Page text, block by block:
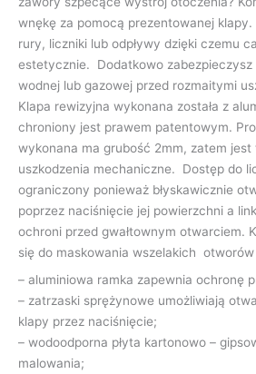
wnękę za pomocą prezentowanej
rury, liczniki lub odpływy dzięki czemu
estetycznie. Dodatkowo
wodnej lub gazowej przed rozmaitymi
Klapa rewizyjna wykonana została z
chroniony jest prawem patentowym.
wykonana ma grubość 2mm, zatem jest
uszkodzenia mechaniczne. Dostęp do
ograniczony ponieważ błyskawicznie
poprzez naciśnięcie jej powierzchni a
ochroni przed gwałtownym otwarciem.
się do maskowania wszelakich
– aluminiowa ramka zapewnia ochronę
– zatrzaski sprężynowe umożliwiają
klapy przez naciśnięcie;
– wodoodporna płyta kartonowo –
malowania;